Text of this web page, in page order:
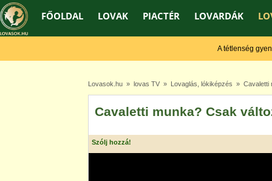
FŐOLDAL LOVAK PIACTÉR LOVARDÁK
A tétlenség
Lovasok.hu» lovas TV» Lovaglás, lókiképzés » Cavaletti
Cavaletti munka? Csak
Szólj hozzá!